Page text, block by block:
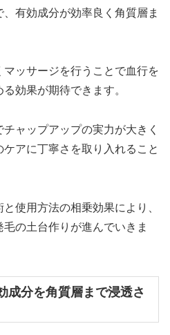
有効成分が効率良く角質層ま
ッサージを行うことで血行を
効果が期待できます。
ャップアップの実力が大きく
アに丁寧さを取り入れること
使用方法の相乗効果により、
の土台作りが進んでいきま
成分を角質層まで浸透さ